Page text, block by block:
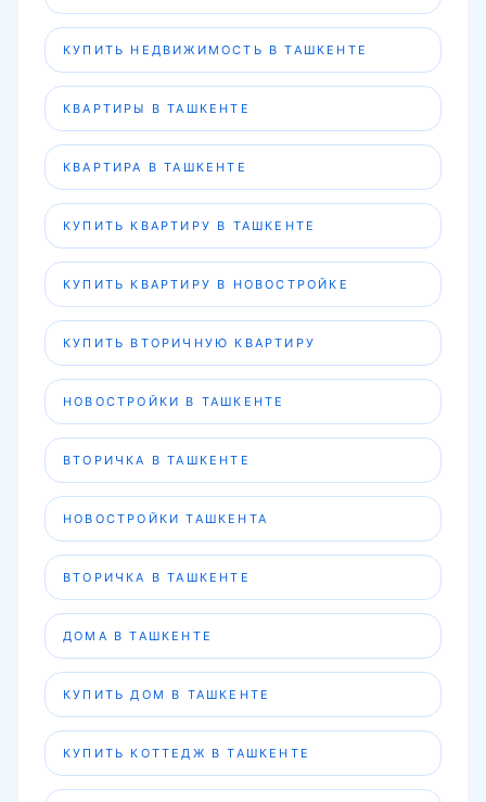
КУПИТЬ НЕДВИЖИМОСТЬ В ТАШКЕНТЕ
КВАРТИРЫ В ТАШКЕНТЕ
КВАРТИРА В ТАШКЕНТЕ
КУПИТЬ КВАРТИРУ В ТАШКЕНТЕ
КУПИТЬ КВАРТИРУ В НОВОСТРОЙКЕ
КУПИТЬ ВТОРИЧНУЮ КВАРТИРУ
НОВОСТРОЙКИ В ТАШКЕНТЕ
ВТОРИЧКА В ТАШКЕНТЕ
НОВОСТРОЙКИ ТАШКЕНТА
ВТОРИЧКА В ТАШКЕНТЕ
ДОМА В ТАШКЕНТЕ
КУПИТЬ ДОМ В ТАШКЕНТЕ
КУПИТЬ КОТТЕДЖ В ТАШКЕНТЕ